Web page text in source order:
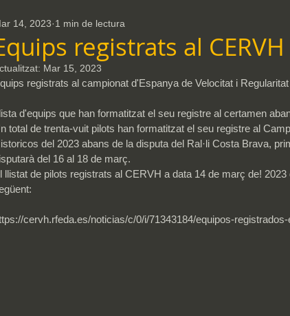
registrats al CERVH
14, 2023 1 min de lectura
Mar 15, 2023
registrats al campionat d'Espanya de Velocitat i
d'equips que han formatitzat el seu registre al certamen
total de trenta-vuit pilots han formatitzat el seu registre al
del 2023 abans de la disputa del Ral·li Costa Brava,
del 16 al 18 de març.
llistat de pilots registrats al CERVH a data 14 de març de! 2023
cervh.rfeda.es/noticias/c/0/i/71343184/equipos-